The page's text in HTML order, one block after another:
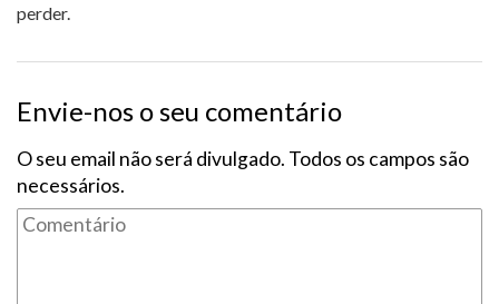
perder.
Envie-nos o seu comentário
O seu email não será divulgado. Todos os campos são
necessários.